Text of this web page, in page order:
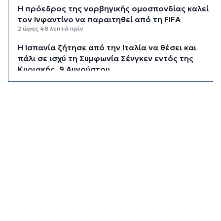
Η πρόεδρος της νορβηγικής ομοσπονδίας καλεί
τον Ινφαντίνο να παραιτηθεί από τη FIFA
2 ώρες 48 λεπτά πρίν
H Ισπανία ζήτησε από την Ιταλία να θέσει και
πάλι σε ισχύ τη Συμφωνία Σένγκεν εντός της
Κυριακής, 9 Αυγούστου